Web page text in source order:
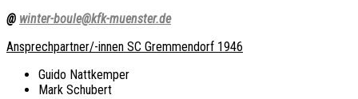
@ winter-boule@kfk-muenster.de
Ansprechpartner/-innen SC Gremmendorf 1946
Guido Nattkemper
Mark Schubert